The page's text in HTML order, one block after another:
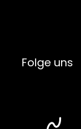
Folge uns